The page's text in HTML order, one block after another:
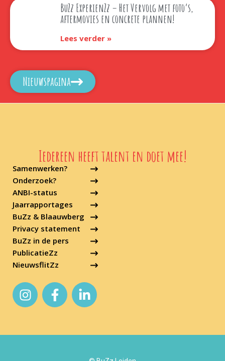
BuZz ExperienZz – Het Vervolg met foto’s,
aftermovies en concrete plannen!
Lees verder »
Nieuwspagina
Samenwerken?
Onderzoek?
ANBI-status
Jaarrapportages
BuZz & Blaauwberg
Privacy statement
Iedereen heeft talent en doet mee!
BuZz in de pers
PublicatieZz
NieuwsflitZz